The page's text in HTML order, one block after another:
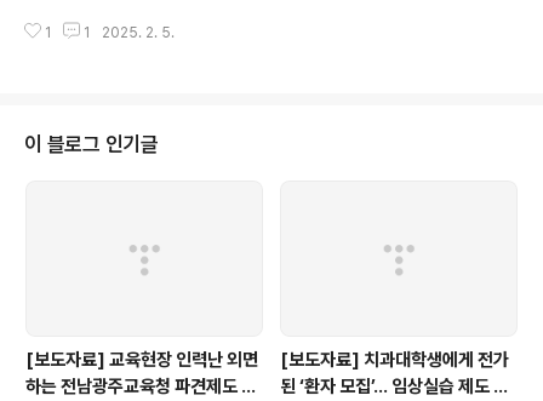
는 것으로 파악됐다.○ 2025학년도 살레시오초교 신입생 추첨 업무 계획에 따
률이 보장하는 교육권을 침해할 가능성이 크다. 헌법 제31조 제1항은 "모든 국
민은 능력에 따라 균등하게 교육받을 권리를 가진다."고 규정하고 있으며, 초·중
1 1 2025. 2. 5.
이 블로그 인기글
[보도자료] 교육현장 인력난 외면
하는 전남광주교육청 파견제도 재
[보도자료] 치과대학생에게 전가
된 ‘환자 모집’… 임상실습 제도 개